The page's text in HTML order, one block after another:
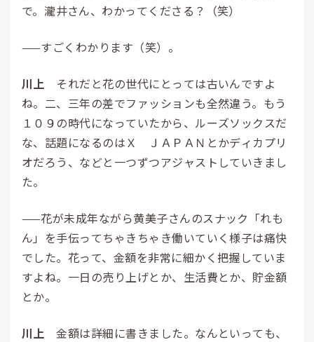
で。 瀧井さん、わかってくださる？（笑）
——すごくわかります（笑）。
川上 それだと花の世代にとっては古いんですよ
ね。二、三年の差でファッションも全然違う。もう
１０９の時代になっていたから、ルーズソックスだ
な、話題になるのはＸ ＪＡＰＡＮとかディカプリ
オだろう、などと一つずつアジャストしていきまし
た。
——花が未成年ながら黄美子さんのスナック「れも
ん」を手伝ってちゃきちゃき働いていく様子は痛快
でした。花って、金額を非常に細かく把握していま
すよね。一日の売り上げとか、生活費とか、貯金額
とか。
川上 金額は詳細に書きました。なんといっても、